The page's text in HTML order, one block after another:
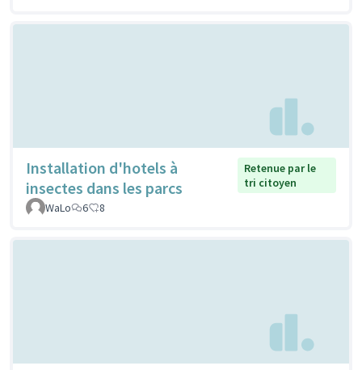
Installation d'hotels à
insectes dans les parcs
Retenue par le
tri citoyen
WaLo
6 8